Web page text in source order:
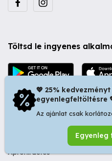
Töltsd le ingyenes
© 2026 Startapró S.R.L. |
410346, Romania | Tax ID:
Apróhirdetés
💖 25%
egyenlegfeltöltésre
Az ajánlat csak
Egyenleg